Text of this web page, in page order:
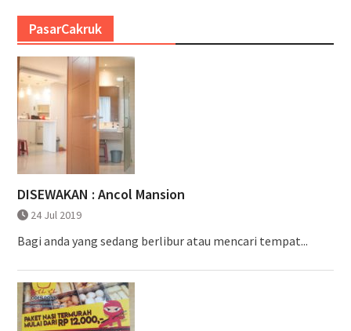
PasarCakruk
DISEWAKAN : Ancol Mansion
24 Jul 2019
Bagi anda yang sedang berlibur atau mencari tempat...